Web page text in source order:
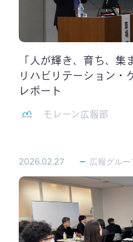
「人が輝き、育ち、集
リハビリテーション・
レポート
モレーン広報部
2026.02.27 広報グル